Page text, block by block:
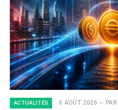
ACTUALITÉS 6 AOÛT 2026 PAR